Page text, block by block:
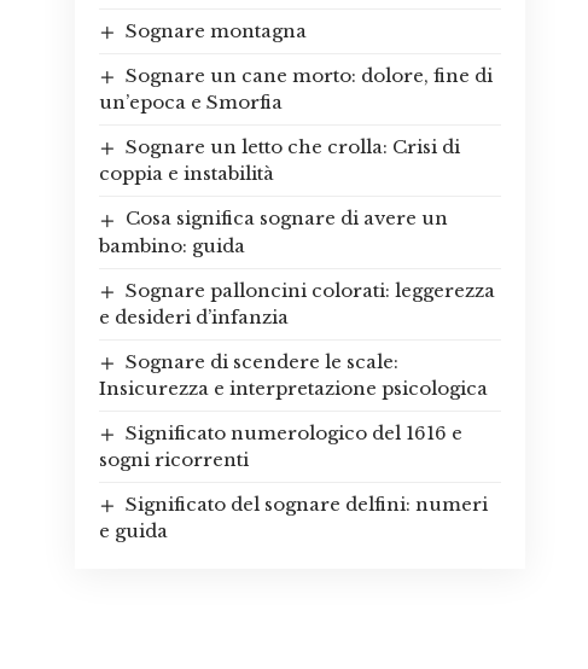
Sognare montagna
Sognare un cane morto: dolore, fine di
un’epoca e Smorfia
Sognare un letto che crolla: Crisi di
coppia e instabilità
Cosa significa sognare di avere un
bambino: guida
Sognare palloncini colorati: leggerezza
e desideri d’infanzia
Sognare di scendere le scale:
Insicurezza e interpretazione psicologica
Significato numerologico del 1616 e
sogni ricorrenti
Significato del sognare delfini: numeri
e guida